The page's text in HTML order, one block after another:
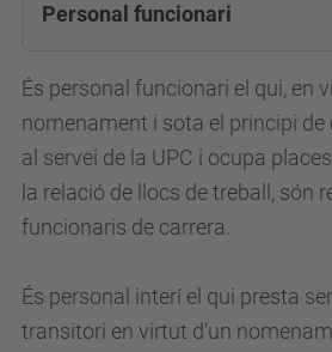
Personal funcionari
És personal funcionari el qui, en
nomenament i sota el principi de
al servei de la UPC i ocupa
la relació de llocs de treball, són
funcionaris de carrera.
És personal interí el qui presta
transitori en virtut d'un